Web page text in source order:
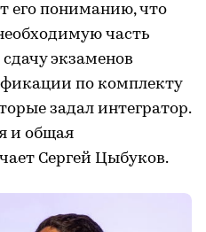
его пониманию, что
часть
экзаменов
по комплекту
задал интегратор.
и общая
Сергей Цыбуков.